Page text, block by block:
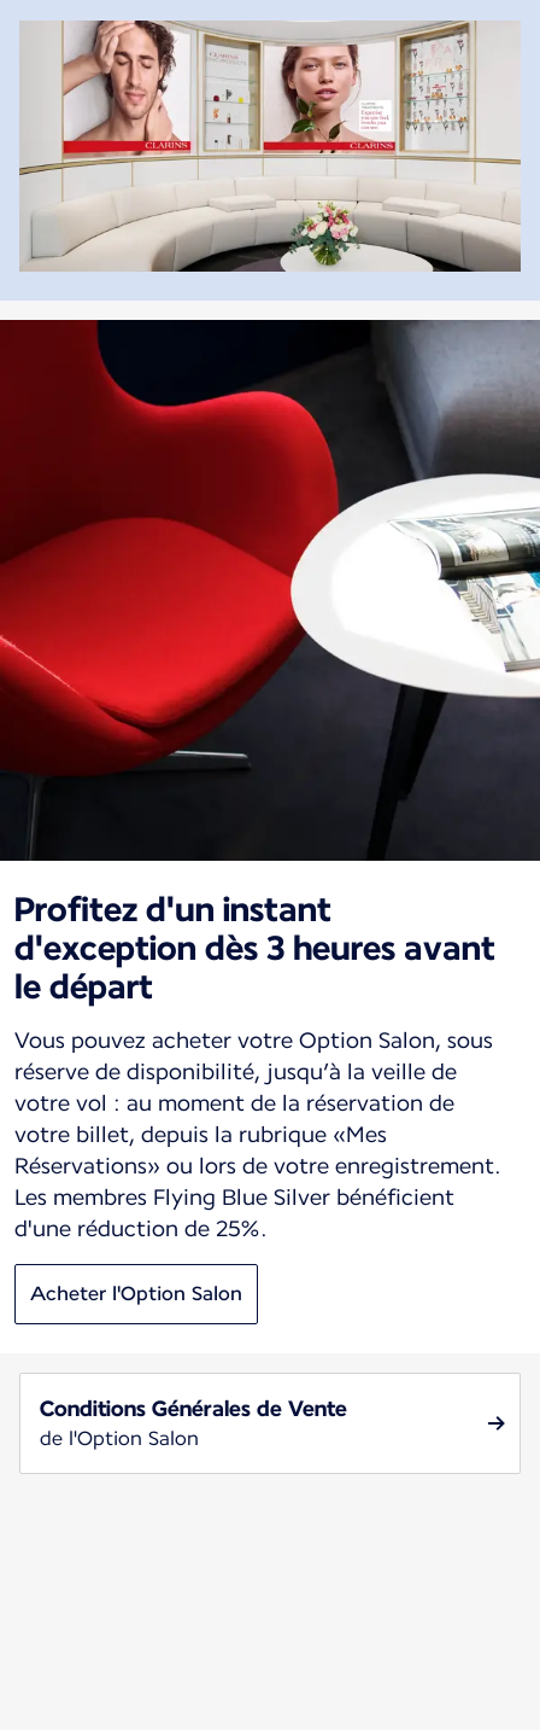
Profitez d'un instant
d'exception dès 3 heures avant
le départ
Vous pouvez acheter votre Option Salon, sous
réserve de disponibilité, jusqu’à la veille de
votre vol : au moment de la réservation de
votre billet, depuis la rubrique «Mes
Réservations» ou lors de votre enregistrement.
Les membres Flying Blue Silver bénéficient
d'une réduction de 25%.
Acheter l'Option Salon
Conditions Générales de Vente
de l'Option Salon